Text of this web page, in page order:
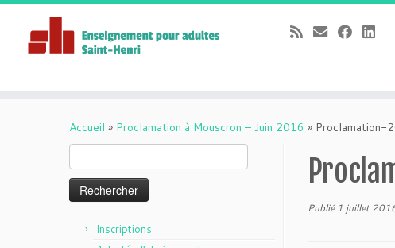
Accueil » Proclamation à Mouscron – Juin 2016 » Proclamation-
Inscriptions
Publié 1 juillet